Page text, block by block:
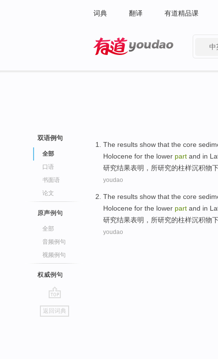
词典 翻译 有道精品课
中
双语例句
全部
口语
书面语
论文
原声例句
全部
音频例句
视频例句
权威例句
go
top
返回词典
The results show that the core
Holocene for the lower part and in
研究结果表明 ， 所研究的柱样沉积物
youdao
The results show that the core
Holocene for the lower part and in
研究结果表明 ， 所研究的柱样沉积物
youdao